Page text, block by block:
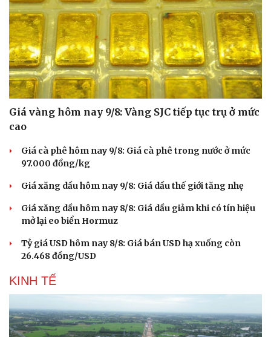
Giá vàng hôm nay 9/8: Vàng SJC tiếp tục trụ ở mức
cao
Giá cà phê hôm nay 9/8: Giá cà phê trong nước ở mức
97.000 đồng/kg
Giá xăng dầu hôm nay 9/8: Giá dầu thế giới tăng nhẹ
Giá xăng dầu hôm nay 8/8: Giá dầu giảm khi có tín hiệu
mở lại eo biển Hormuz
Tỷ giá USD hôm nay 8/8: Giá bán USD hạ xuống còn
26.468 đồng/USD
KINH TẾ